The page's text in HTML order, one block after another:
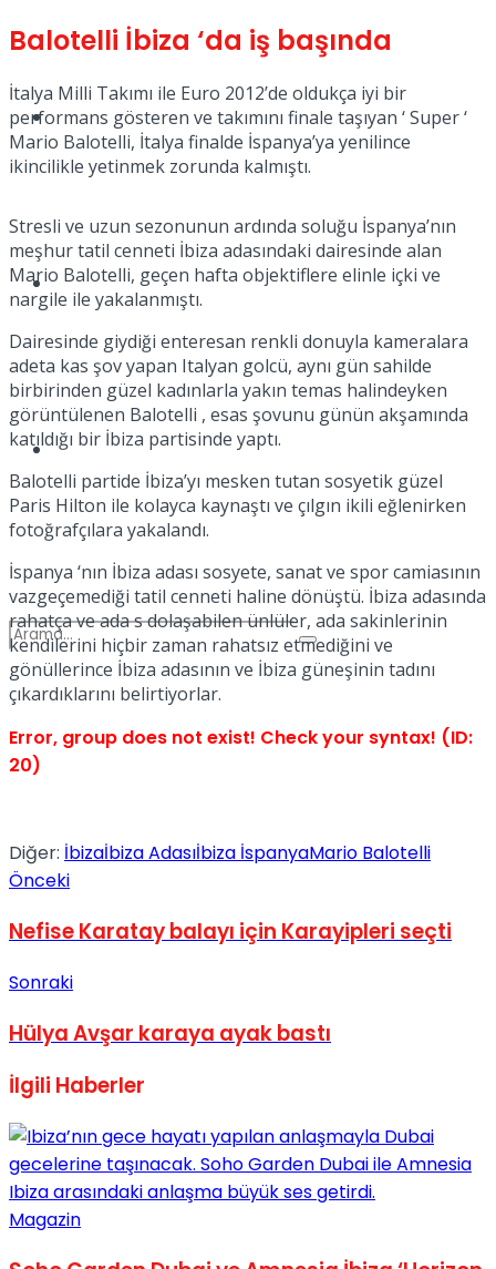
Tatil
Spor
Podcast
Balotelli İbiza ‘da iş başında
İtalya Milli Takımı ile Euro 2012’de oldukça iyi bir
performans gösteren ve takımını finale taşıyan ‘ Super ‘
Mario Balotelli, İtalya finalde İspanya’ya yenilince
ikincilikle yetinmek zorunda kalmıştı.
Stresli ve uzun sezonunun ardında soluğu İspanya’nın
meşhur tatil cenneti İbiza adasındaki dairesinde alan
Mario Balotelli, geçen hafta objektiflere elinle içki ve
nargile ile yakalanmıştı.
Dairesinde giydiği enteresan renkli donuyla kameralara
adeta kas şov yapan Italyan golcü, aynı gün sahilde
birbirinden güzel kadınlarla yakın temas halindeyken
görüntülenen Balotelli , esas şovunu günün akşamında
katıldığı bir İbiza partisinde yaptı.
Balotelli partide İbiza’yı mesken tutan sosyetik güzel
Paris Hilton ile kolayca kaynaştı ve çılgın ikili eğlenirken
fotoğrafçılara yakalandı.
İspanya ‘nın İbiza adası sosyete, sanat ve spor camiasının
vazgeçemediği tatil cenneti haline dönüştü. İbiza adasında
rahatça ve ada s dolaşabilen ünlüler, ada sakinlerinin
kendilerini hiçbir zaman rahatsız etmediğini ve
gönüllerince İbiza adasının ve İbiza güneşinin tadını
çıkardıklarını belirtiyorlar.
Error, group does not exist! Check your syntax! (ID:
20)
Diğer: İbizaİbiza Adasıİbiza İspanyaMario Balotelli
Önceki
Nefise Karatay balayı için Karayipleri seçti
Sonraki
Hülya Avşar karaya ayak bastı
İlgili Haberler
Magazin